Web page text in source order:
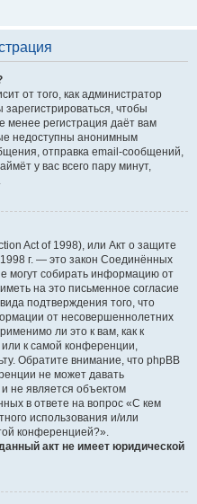
от того, как администратор
чтобы
менее регистрация даёт вам
недоступны анонимным
отправка email-сообщений,
у вас всего пару минут,
Act of 1998), или Акт о защите
г. — это закон Соединённых
могут собирать информацию от
на это письменное согласие
подтверждения того, что
от несовершеннолетних
ли это к вам, как к
к самой конференции,
Обратите внимание, что phpBB
не может давать
не является объектом
в ответе на вопрос «С кем
использования и/или
конференцией?».
акт не имеет юридической